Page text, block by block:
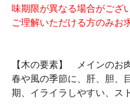
味期限が異なる場合がござ
ご理解いただける方のみお
【木の要素】 メインのお
春や風の季節に、肝、胆、
期、イライラしやすい、ス